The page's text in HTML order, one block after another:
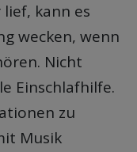
kann es
wecken, wenn
Nicht
Einschlafhilfe.
zu
Musik